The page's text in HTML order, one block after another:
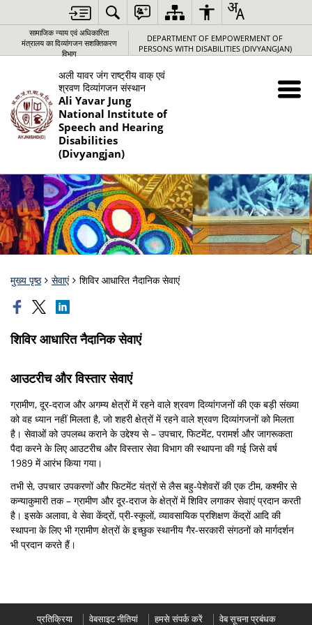
सामाजिक न्‍याय एवं अधिकारिता
मंत्रालय का दिव्यांगजन सशक्तिकरण
विभाग
DEPARTMENT OF EMPOWERMENT OF
PERSONS WITH DISABILITIES (DIVYANGJAN)
अली यावर जंग राष्‍ट्रीय वाक् एवं
श्रवण दिव्‍यांगजन संस्‍थान
Ali Yavar Jung
National Institute of
Speech and Hearing
Disabilities
(Divyangjan)
मुख्य पृष्ठ सेवाएं शिविर आधारित नैदानिक सेवाएं
शिविर आधारित नैदानिक सेवाएं
आउटरीच और विस्‍तार सेवाएं
ग्रामीण, दूर-दराज और अगम्‍य क्षेत्रों में रहने वाले श्रवण दिव्‍यांगजनों की एक बड़ी संख्या
को वह ध्यान नहीं मिलता है, जो शहरी क्षेत्रों में रहने वाले श्रवण दिव्‍यांगजनों को मिलता
है। सेवाओं को उपलब्ध कराने के उद्देश्य से – उपचार, फिटमेंट, परामर्श और जागरूकता
पैदा करने के लिए आउटरीच और विस्तार सेवा विभाग की स्‍थापना की गई जिसे वर्ष
1989 में आरंभ किया गया।
तभी से, उपचार उपकरणों और फिटमेंट यंत्रों से लैस बहु-पेशेवरों की एक टीम, कश्मीर से
कन्याकुमारी तक – ग्रामीण और दूर-दराज के क्षेत्रों में शिविर लगाकर सेवाएं प्रदान करती
है। इसके अलावा, वे सेवा केंद्रों, प्री-स्कूलों, व्यावसायिक प्रशिक्षण केंद्रों आदि की
स्थापना के लिए भी ग्रामीण क्षेत्रों के इच्छुक स्थानीय गैर-सरकारी संगठनों को मार्गदर्शन
भी प्रदान करते हैं।
प्रतिक्रिया वेबसाइट नीतियां हमसे संपर्क करें वेब सूचना प्रबंधक